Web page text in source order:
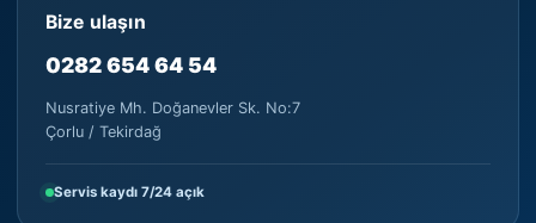
Bize ulaşın
0282 654 64 54
Nusratiye Mh. Doğanevler Sk. No:7
Çorlu / Tekirdağ
Servis kaydı 7/24 açık